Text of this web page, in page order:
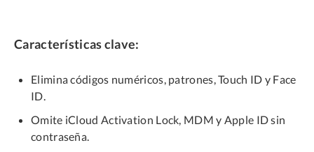
Características clave:
Elimina códigos numéricos, patrones, Touch ID y Face
ID.
Omite iCloud Activation Lock, MDM y Apple ID sin
contraseña.